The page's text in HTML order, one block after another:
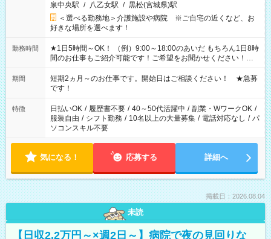
泉中央駅 / 八乙女駅 / 黒松(宮城県)駅
＜選べる勤務地＞介護施設や病院 ※ご自宅の近くなど、お
好きな場所を選べます！
勤務時間
★1日5時間～OK！ （例）9:00～18:00のあいだ もちろん1日8時
間のお仕事もご紹介可能です！ご希望をお聞かせください！★
家庭の都合でお休みが必要な場合も遠慮なくご相談ください。
※週最低15時間以上の勤務が必要です
期間
短期2ヵ月～のお仕事です。開始日はご相談ください！ ★急募
です！
特徴 日払いOK / 履歴書不要 / 40～50代活躍中 / 副業・WワークOK /
服装自由 / シフト勤務 / 10名以上の大量募集 / 電話対応なし / パ
ソコンスキル不要
気になる！ 応募する 詳細へ
掲載日：2026.08.04
未読
【日収2.2万円～×週2日～】病院で夜の見回りな